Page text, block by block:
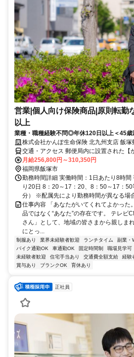
営業|個人向け保険商品|原則転勤
以上
業種・職種経験不問◎年休120日以上＜45歳
株式会社かんぽ生命保険 北九州支店 飯塚
交通・アクセス 郵便局内に設置された【
務となります
月給256,800円～310,350円
福岡県飯塚市
勤務時間詳細 実働時間：1日あたり8時間
り20日 8：20～17：20、8：50～17：
分） ※配属先により勤務時間が異なる場
仕事内容 「あなたがいてくれてよかった
品ではなく“あなた”の存在です。 テレビ
さん」として、地域の皆さまから親しま
にとっ...
制服あり 業界未経験者歓迎 ランチタイム 副業・
バイク通勤OK
車通勤OK 固定時間制 職場見学可
未経験者歓迎
住宅手当あり 交通費全額支給 経験
賞与あり
ブランクOK 育休あり
正社員